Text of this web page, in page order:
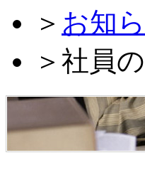
＞ お知
＞ 社員